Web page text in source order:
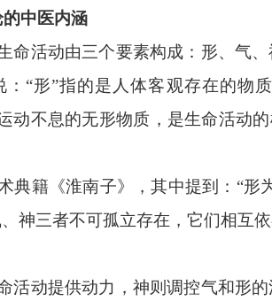
中医内涵
命活动由三个要素构成：形、气
“形”指的是人体客观存在的物
动不息的无形物质，是生命活动
典籍《淮南子》，其中提到： “形
神三者不可孤立存在，它们相互
活动提供动力，神则调控气和形